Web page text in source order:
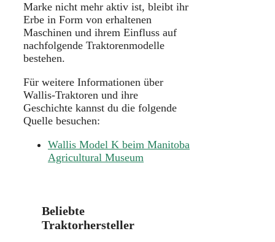
Marke nicht mehr aktiv ist, bleibt ihr
Erbe in Form von erhaltenen
Maschinen und ihrem Einfluss auf
nachfolgende Traktorenmodelle
bestehen.
Für weitere Informationen über
Wallis-Traktoren und ihre
Geschichte kannst du die folgende
Quelle besuchen:
Wallis Model K beim Manitoba
Agricultural Museum
Beliebte
Traktorhersteller